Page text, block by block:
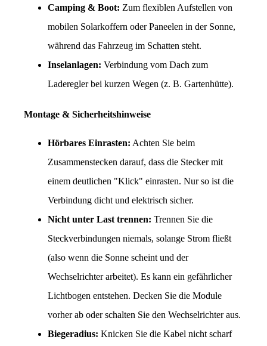
Camping & Boot: Zum flexiblen Aufstellen von
mobilen Solarkoffern oder Paneelen in der Sonne,
während das Fahrzeug im Schatten steht.
Inselanlagen: Verbindung vom Dach zum
Laderegler bei kurzen Wegen (z. B. Gartenhütte).
Montage & Sicherheitshinweise
Hörbares Einrasten: Achten Sie beim
Zusammenstecken darauf, dass die Stecker mit
einem deutlichen "Klick" einrasten. Nur so ist die
Verbindung dicht und elektrisch sicher.
Nicht unter Last trennen: Trennen Sie die
Steckverbindungen niemals, solange Strom fließt
(also wenn die Sonne scheint und der
Wechselrichter arbeitet). Es kann ein gefährlicher
Lichtbogen entstehen. Decken Sie die Module
vorher ab oder schalten Sie den Wechselrichter aus.
Biegeradius: Knicken Sie die Kabel nicht scharf